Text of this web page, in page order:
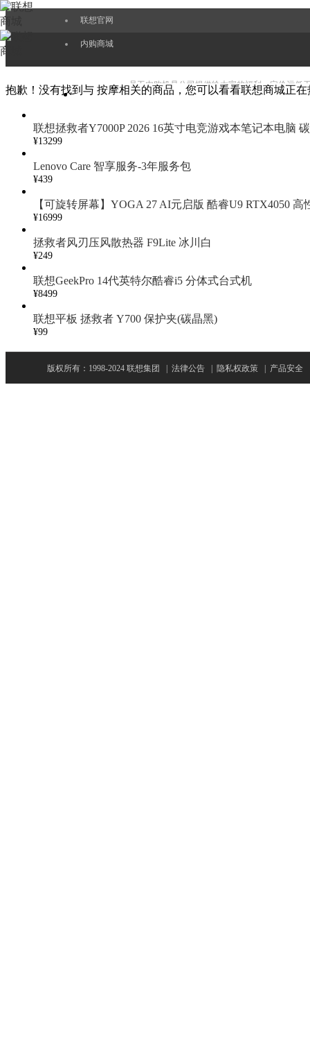
联想官网
内购商城
员工内购机是公司提供给大家的福利，定价远低
抱歉！没有找到与 按摩相关的商品，您可以看看联想商城正
联想拯救者Y7000P 2026 16英寸电竞游戏本笔记本电脑
¥13299
Lenovo Care 智享服务-3年服务包
¥439
【可旋转屏幕】YOGA 27 AI元启版 酷睿U9 RTX4050 高
¥16999
拯救者风刃压风散热器 F9Lite 冰川白
¥249
联想GeekPro 14代英特尔酷睿i5 分体式台式机
¥8499
联想平板 拯救者 Y700 保护夹(碳晶黑)
¥99
版权所有：1998-2024 联想集团 法律公告 隐私权政策 产品安全